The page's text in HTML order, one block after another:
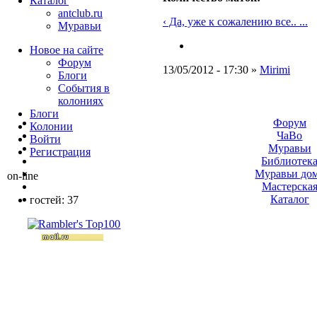
‹ Да, уже к сожалению все.. ...
13/05/2012 - 17:30 » Mirimi
antclub.ru
Муравьи
Новое на сайте
Форум
Блоги
События в
колониях
Блоги
Колонии
Войти
Peгиcтpaция
on-line
гостей: 37
Форум
ЧаВо
Муравьи
Муравьи
Мастерская
Каталог